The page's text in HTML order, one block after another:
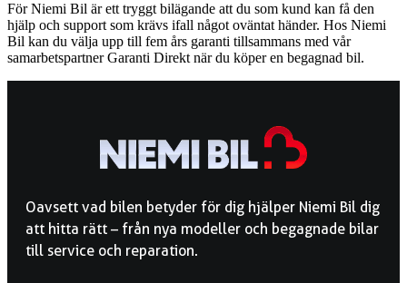
För Niemi Bil är ett tryggt bilägande att du som kund kan få den
hjälp och support som krävs ifall något oväntat händer. Hos Niemi
Bil kan du välja upp till fem års garanti tillsammans med vår
samarbetspartner Garanti Direkt när du köper en begagnad bil.
Oavsett vad bilen betyder för dig hjälper Niemi Bil dig
att hitta rätt – från nya modeller och begagnade bilar
till service och reparation.